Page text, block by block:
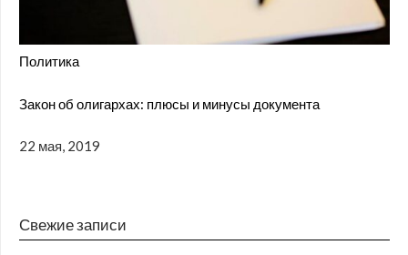
Политика
Закон об олигархах: плюсы и минусы документа
22 мая, 2019
Свежие записи